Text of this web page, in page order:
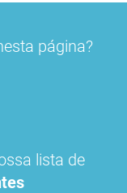
página?
lista de